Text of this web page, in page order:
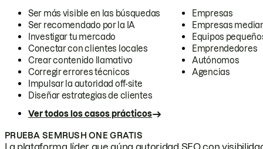
Ser más visible en las búsquedas
Ser recomendado por la IA
Investigar tu mercado
Conectar con clientes locales
Crear contenido llamativo
Corregir errores técnicos
Impulsar la autoridad off-site
Diseñar estrategias de clientes
Ver todos los casos prácticos
Empresas
Empresas
Equipos
Emprendedores
Autónomos
Agencias
PRUEBA SEMRUSH ONE GRATIS
La plataforma líder que aúna autoridad SEO con